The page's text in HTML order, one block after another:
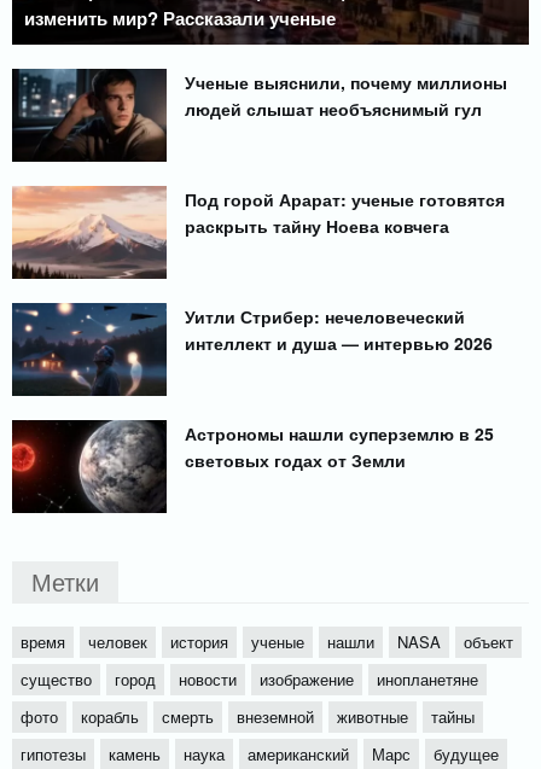
изменить мир? Рассказали ученые
Ученые выяснили, почему миллионы
людей слышат необъяснимый гул
Под горой Арарат: ученые готовятся
раскрыть тайну Ноева ковчега
Уитли Стрибер: нечеловеческий
интеллект и душа — интервью 2026
Астрономы нашли суперземлю в 25
световых годах от Земли
Метки
время человек история ученые нашли NASA
объект
существо
город новости изображение
инопланетяне
фото
корабль смерть внеземной животные
тайны
гипотезы
камень наука американский Марс будущее